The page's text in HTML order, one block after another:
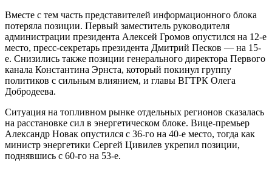
Вместе с тем часть представителей информационного блока
потеряла позиции. Первый заместитель руководителя
администрации президента Алексей Громов опустился на 12-е
место, пресс-секретарь президента Дмитрий Песков — на 15-
е. Снизились также позиции генерального директора Первого
канала Константина Эрнста, который покинул группу
политиков с сильным влиянием, и главы ВГТРК Олега
Добродеева.
Ситуация на топливном рынке отдельных регионов сказалась
на расстановке сил в энергетическом блоке. Вице-премьер
Александр Новак опустился с 36-го на 40-е место, тогда как
министр энергетики Сергей Цивилев укрепил позиции,
поднявшись с 60-го на 53-е.